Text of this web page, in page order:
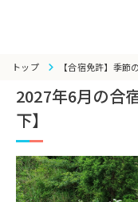
トップ 【合宿免許】季節
2027年6月の合
下】